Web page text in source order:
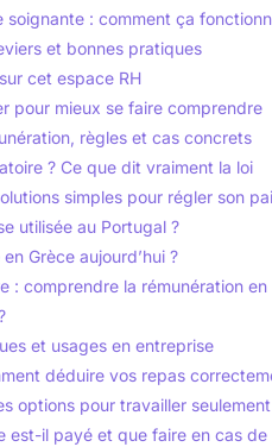
: comment ça
et bonnes pratiques
cet espace RH
pour mieux se faire comprendre
règles et cas concrets
? Ce que dit vraiment la loi
simples pour régler son
utilisée au Portugal ?
Grèce aujourd’hui ?
: comprendre la rémunération
et usages en entreprise
déduire vos repas
options pour travailler
est-il payé et que faire en cas de